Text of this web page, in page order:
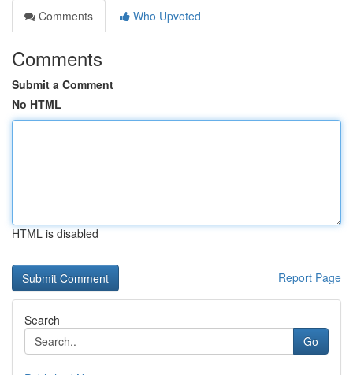
Comments
Who Upvoted
Comments
Submit a Comment
No HTML
HTML is disabled
Report Page
Search
Go